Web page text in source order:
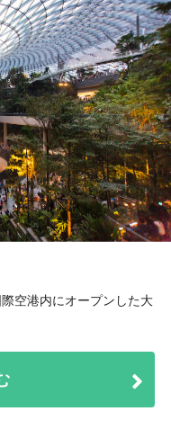
空港内にオープンした大